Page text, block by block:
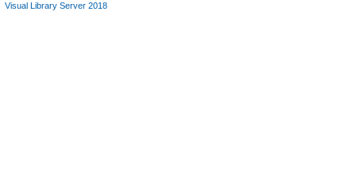
Visual Library Server 2018